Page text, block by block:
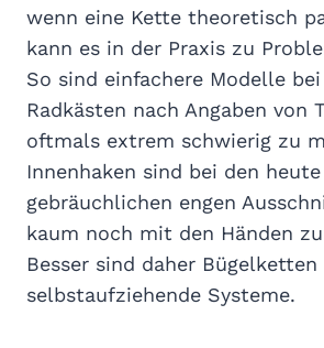
wenn eine Kette theoretisch
kann es in der Praxis zu
So sind einfachere Modelle bei
Radkästen nach Angaben von
oftmals extrem schwierig zu
Innenhaken sind bei den heute
gebräuchlichen engen
kaum noch mit den Händen
Besser sind daher Bügelketten
selbstaufziehende Systeme.